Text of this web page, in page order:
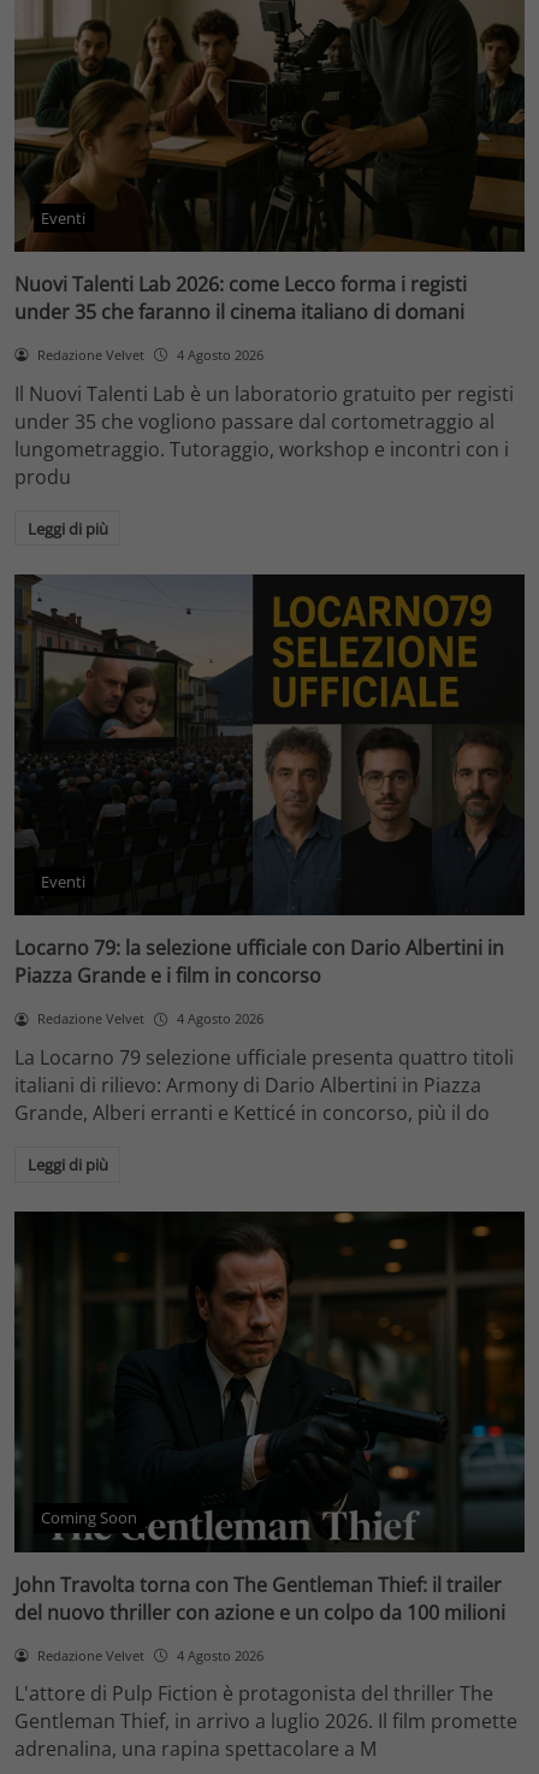
Eventi
Nuovi Talenti Lab 2026: come Lecco forma i registi
under 35 che faranno il cinema italiano di domani
Redazione Velvet 4 Agosto 2026
Il Nuovi Talenti Lab è un laboratorio gratuito per registi
under 35 che vogliono passare dal cortometraggio al
lungometraggio. Tutoraggio, workshop e incontri con i
produ
Leggi di più
Eventi
Locarno 79: la selezione ufficiale con Dario Albertini in
Piazza Grande e i film in concorso
Redazione Velvet 4 Agosto 2026
La Locarno 79 selezione ufficiale presenta quattro titoli
italiani di rilievo: Armony di Dario Albertini in Piazza
Grande, Alberi erranti e Ketticé in concorso, più il do
Leggi di più
Coming Soon
John Travolta torna con The Gentleman Thief: il trailer
del nuovo thriller con azione e un colpo da 100 milioni
Redazione Velvet 4 Agosto 2026
L'attore di Pulp Fiction è protagonista del thriller The
Gentleman Thief, in arrivo a luglio 2026. Il film promette
adrenalina, una rapina spettacolare a M